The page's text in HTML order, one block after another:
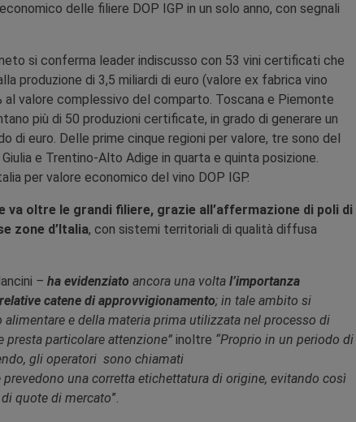
delle filiere DOP IGP in un solo anno, con segnali
si conferma leader indiscusso con 53 vini certificati che
produzione di 3,5 miliardi di euro (valore ex fabrica vino
valore complessivo del comparto. Toscana e Piemonte
più di 50 produzioni certificate, in grado di generare un
di euro. Delle prime cinque regioni per valore, tre sono del
e Trentino-Alto Adige in quarta e quinta posizione.
per valore economico del vino DOP IGP.
va oltre le grandi filiere, grazie all’affermazione di poli di
zone d’Italia, con sistemi territoriali di qualità diffusa
– ha evidenziato ancora una volta l’importanza
catene di approvvigionamento; in tale ambito si
e della materia prima utilizzata nel processo di
particolare attenzione” inoltre “Proprio in un periodo di
gli operatori sono chiamati
una corretta etichettatura di origine, evitando così
quote di mercato”.